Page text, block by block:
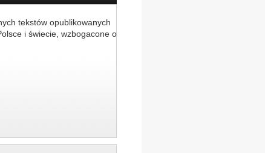
tekstów opublikowanych
i świecie, wzbogacone o